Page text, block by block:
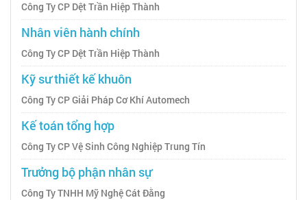
Công Ty CP Dệt Trần Hiệp Thành
Nhân viên hành chính
Công Ty CP Dệt Trần Hiệp Thành
Kỹ sư thiết kế khuôn
Công Ty CP Giải Pháp Cơ Khí Automech
Kế toán tổng hợp
Công Ty CP Vệ Sinh Công Nghiệp Trung Tín
Trưởng bộ phận nhân sự
Công Ty TNHH Mỹ Nghệ Cát Đằng